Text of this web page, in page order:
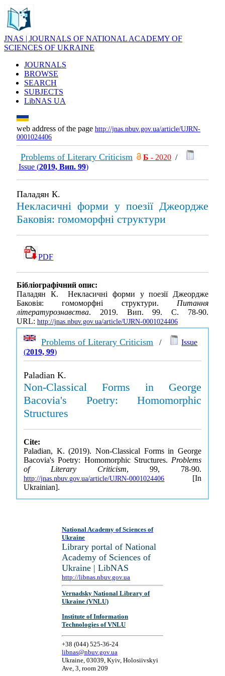
JNAS | JOURNALS OF NATIONAL ACADEMY OF
SCIENCES OF UKRAINE
JOURNALS
BROWSE
SEARCH
SUBJECTS
LibNAS UA
web address of the page http://jnas.nbuv.gov.ua/article/UJRN-
0001024406
Problems of Literary Criticism Б - 2020 /
Issue (2019, Вип. 99)
Паладян К.
Некласичні форми у поезії Джеордже
Баковія: гомоморфні структури
PDF
Бібліографічний опис:
Паладян К. Некласичні форми у поезії Джеордже
Баковія: гомоморфні структури. Питання
літературознавства. 2019. Вип. 99. С. 78-90.
URL: http://jnas.nbuv.gov.ua/article/UJRN-0001024406
Problems of Literary Criticism /
Issue
(2019, 99)
Paladian K.
Non-Classical Forms in George
Bacovia's Poetry: Homomorphic
Structures
Cite:
Paladian, K. (2019). Non-Classical Forms in George
Bacovia's Poetry: Homomorphic Structures. Problems
of Literary Criticism, 99, 78-90.
http://jnas.nbuv.gov.ua/article/UJRN-0001024406 [In
Ukrainian].
National Academy of Sciences of
Ukraine
Library portal of National
Academy of Sciences of
Ukraine | LibNAS
http://libnas.nbuv.gov.ua
Vernadsky National Library of
Ukraine (VNLU)
Institute of Information
Technologies of VNLU
+38 (044) 525-36-24
libnas@nbuv.gov.ua
Ukraine, 03039, Kyiv, Holosiivskyi
Ave, 3, room 209